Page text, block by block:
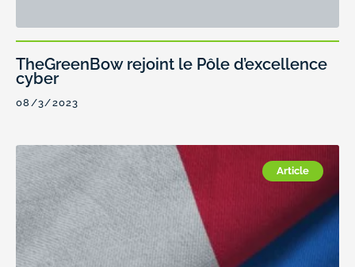
TheGreenBow rejoint le Pôle d’excellence
cyber
08/3/2023
Article